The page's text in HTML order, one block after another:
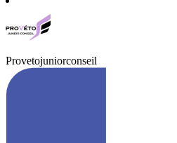
Provetojuniorconseil